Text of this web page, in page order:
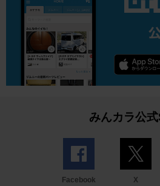
みんカラ公
Facebook X